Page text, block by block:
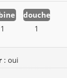
1
douche
1
: oui